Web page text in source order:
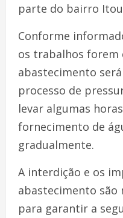
parte do bairro
Conforme
os trabalhos forem
abastecimento
processo de
levar algumas
fornecimento de
gradualmente.
A interdição e os
abastecimento são
para garantir a